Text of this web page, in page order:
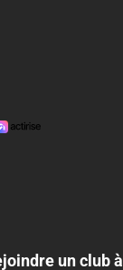
un club à